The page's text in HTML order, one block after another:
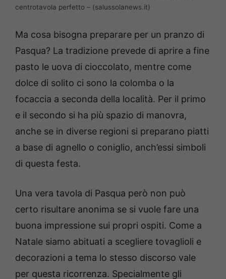
centrotavola perfetto – (salussolanews.it)
Ma cosa bisogna preparare per un pranzo di
Pasqua? La tradizione prevede di aprire a fine
pasto le uova di cioccolato, mentre come
dolce di solito ci sono la colomba o la
focaccia a seconda della località. Per il primo
e il secondo si ha più spazio di manovra,
anche se in diverse regioni si preparano piatti
a base di agnello o coniglio, anch’essi simboli
di questa festa.
Una vera tavola di Pasqua però non può
certo risultare anonima se si vuole fare una
buona impressione sui propri ospiti. Come a
Natale siamo abituati a scegliere tovaglioli e
decorazioni a tema lo stesso discorso vale
per questa ricorrenza. Specialmente gli